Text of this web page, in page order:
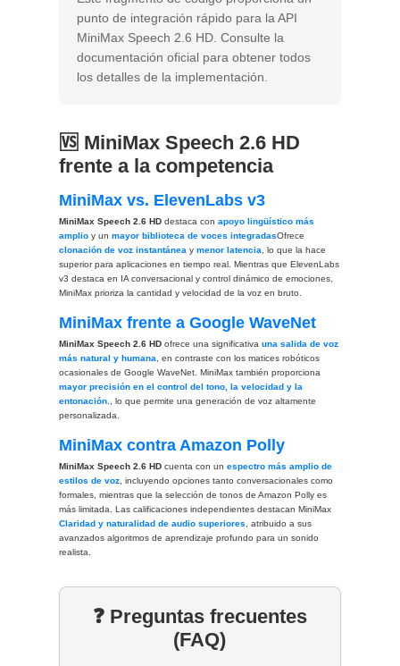
punto de integración rápido para la API
MiniMax Speech 2.6 HD. Consulte la
documentación oficial para obtener todos
los detalles de la implementación.
🆚 MiniMax Speech 2.6 HD
frente a la competencia
MiniMax vs. ElevenLabs v3
MiniMax Speech 2.6 HD destaca conapoyo lingüístico más
amplio y unmayor biblioteca de voces integradasOfrece
clonación de voz instantánea ymenor latencia, lo que la hace
superior para aplicaciones en tiempo real. Mientras que ElevenLabs
v3 destaca en IA conversacional y control dinámico de emociones,
MiniMax prioriza la cantidad y velocidad de la voz en bruto.
MiniMax frente a Google WaveNet
MiniMax Speech 2.6 HD ofrece una significativauna salida de voz
más natural y humana, en contraste con los matices robóticos
ocasionales de Google WaveNet. MiniMax también proporciona
mayor precisión en el control del tono, la velocidad y la
entonación., lo que permite una generación de voz altamente
personalizada.
MiniMax contra Amazon Polly
MiniMax Speech 2.6 HD cuenta con unespectro más amplio de
estilos de voz, incluyendo opciones tanto conversacionales como
formales, mientras que la selección de tonos de Amazon Polly es
más limitada. Las calificaciones independientes destacan MiniMax
Claridad y naturalidad de audio superiores, atribuido a sus
avanzados algoritmos de aprendizaje profundo para un sonido
realista.
❓ Preguntas frecuentes
(FAQ)